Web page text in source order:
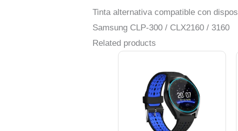
Tinta alternativa compatible con
Samsung CLP-300 / CLX2160 / 3160
Related products